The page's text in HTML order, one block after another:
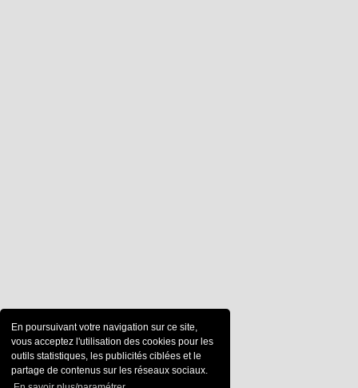
En poursuivant votre navigation sur ce site,
vous acceptez l'utilisation des cookies pour les
outils statistiques, les publicités ciblées et le
partage de contenus sur les réseaux sociaux.